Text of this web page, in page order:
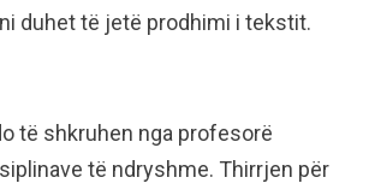
duhet të jetë prodhimi i tekstit.
të shkruhen nga profesorë
të ndryshme. Thirrjen për